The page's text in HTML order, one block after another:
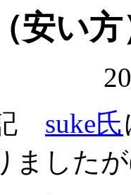
安い
suke氏
ました